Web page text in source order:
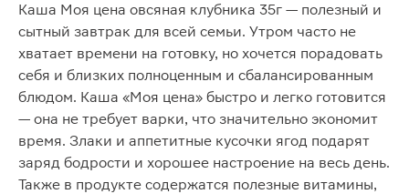
Каша Моя цена овсяная клубника 35г — полезный и
сытный завтрак для всей семьи. Утром часто не
хватает времени на готовку, но хочется порадовать
себя и близких полноценным и сбалансированным
блюдом. Каша «Моя цена» быстро и легко готовится
— она не требует варки, что значительно экономит
время. Злаки и аппетитные кусочки ягод подарят
заряд бодрости и хорошее настроение на весь день.
Также в продукте содержатся полезные витамины,